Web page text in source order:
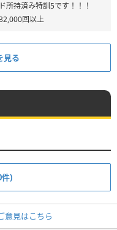
持済み特訓5です！！！
回以上
見る
)
意見はこちら